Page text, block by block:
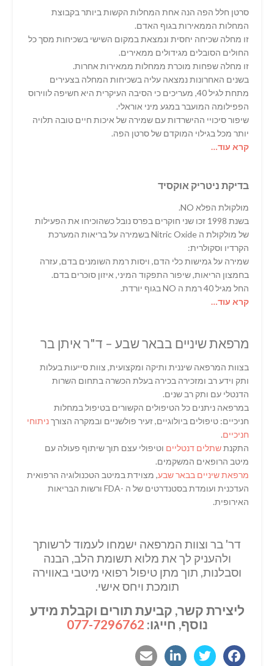
סרטן חלל הפה הנה אחת המחלות הקשות ביותר בקבוצת
המחלות הממאירות בגוף האדם.
זו מחלה שכיחה יחסית ונמצאת במקום השישי בשכיחות מסך כל
החולים הסובלים מגידולים ממאירים.
זו מחלה שפחות מוכרת ממחלות ממאירות אחרות.
בשנים האחרונות נמצאה עליה בשכיחות המחלה בצעירים
מתחת לגיל 40, מעריכים כי הסיבה העיקרית היא חשיפה לווירוס
הפפילומה המועבר במגע מיני אוראלי.
שיפור סיכויי ההישרדות עם שמירה של איכות חיים טובה תלויה
יותר מכל בגילוי המוקדם של סרטן הפה.
קרא עוד…
בדיקת ניטריק אוקסיד
מולקולת הפלא NO.
בשנת 1998 זכו שני חוקרים בפרס נובל כשהוכיחו את הפעילות
של מולקולת ה Nitric Oxide בשמירה על בריאות המערכת
הקרדיו וסקולרית:
שמירה על גמישות כלי הדם, ויסות רמת השומנים בדם, עזרה
בחמצון הריאות, שיפור התפקוד המיני, איזון סוכרים בדם.
החל מגיל 40 רמת ה NO בגוף יורדת.
קרא עוד…
מרפאת שיניים בבאר שבע – ד"ר איתן בר
בצוות המרפאה שיננית ותיקה ומקצועית, צוות סייעות בעלות
ותק וידע רב ומזכירה בכירה בעלת הכשרה בתחום השרות
הדנטלי עם ותק רב שנים.
במרפאה ניתנים כל הטיפולים הקשורים בטיפול במחלות
חניכיים: טיפולים ביולוגיים, זעיר פולשניים ובמקרה הצורךניתוחי
חניכיים.
התקנתשתלים דנטליים וטיפולי עצם תוך שיתוף פעולה עם
מיטב הרופאים המשקמים.
מרפאת שיניים בבאר שבע, מצוידת במיטב הטכנולוגיה הרפואית
העדכנית ועומדת בסטנדרטים של ה -FDA ורשות הבריאות
האירופית.
דר' בר וצוות המרפאה ישמחו לעמוד לרשותך
ולהעניק לך את מלוא תשומת הלב, הבנה
וסבלנות, תוך מתן טיפול רפואי מיטבי באווירה
תומכת ויחס אישי.
ליצירת קשר, קביעת תורים וקבלת מידע
נוסף, חייגו: 077-7296762